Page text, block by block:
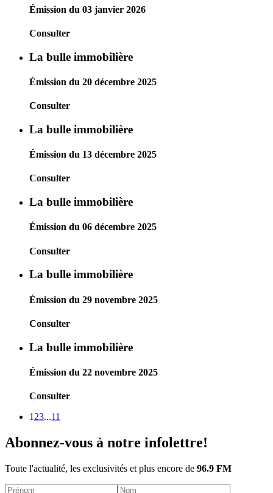
Émission du 03 janvier 2026
Consulter
La bulle immobilière
Émission du 20 décembre 2025
Consulter
La bulle immobilière
Émission du 13 décembre 2025
Consulter
La bulle immobilière
Émission du 06 décembre 2025
Consulter
La bulle immobilière
Émission du 29 novembre 2025
Consulter
La bulle immobilière
Émission du 22 novembre 2025
Consulter
1 23...11
Abonnez-vous à notre infolettre!
Toute l'actualité, les exclusivités et plus encore de 96.9 FM